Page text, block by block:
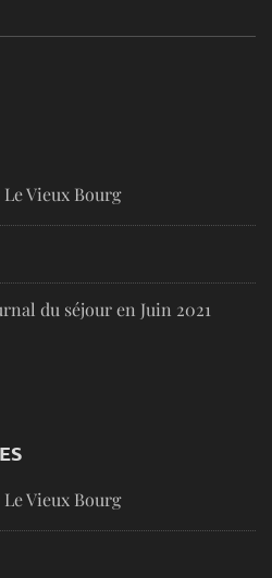
Vieux Bourg
du séjour en Juin 2021
Vieux Bourg